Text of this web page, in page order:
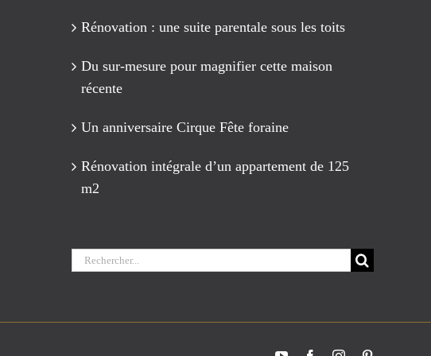
Rénovation : une suite parentale sous les toits
Du sur-mesure pour magnifier cette maison
récente
Un anniversaire Cirque Fête foraine
Rénovation intégrale d’un appartement de 125
m2
Rechercher: